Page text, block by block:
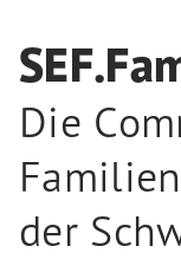
Die
der